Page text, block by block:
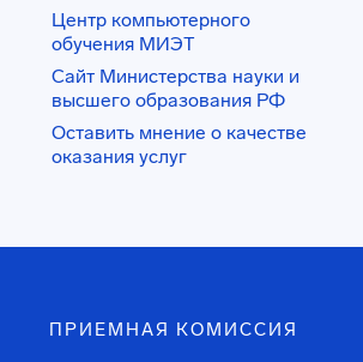
Центр компьютерного
обучения МИЭТ
Сайт Министерства науки и
высшего образования РФ
Оставить мнение о качестве
оказания услуг
ПРИЕМНАЯ КОМИССИЯ